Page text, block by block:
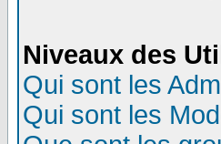
Niveaux des
Qui sont les
Qui sont les